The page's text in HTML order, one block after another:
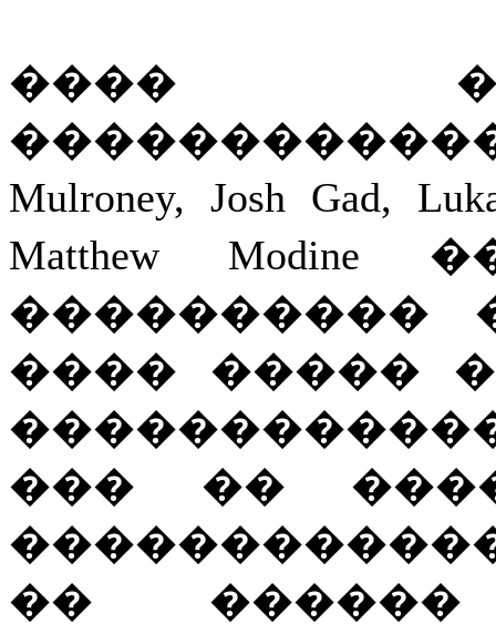
����
Mulroney, Josh Gad,
Matthew
����������
���� ����� ���
��� ��
��